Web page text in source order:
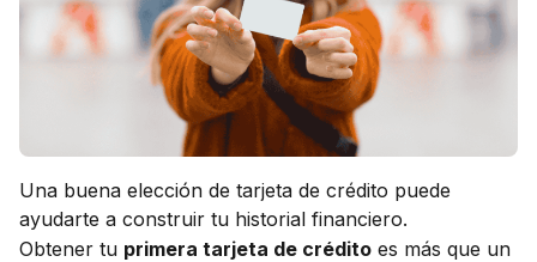
Una buena elección de tarjeta de crédito puede
ayudarte a construir tu historial financiero.
Obtener tu primera tarjeta de crédito es más que un